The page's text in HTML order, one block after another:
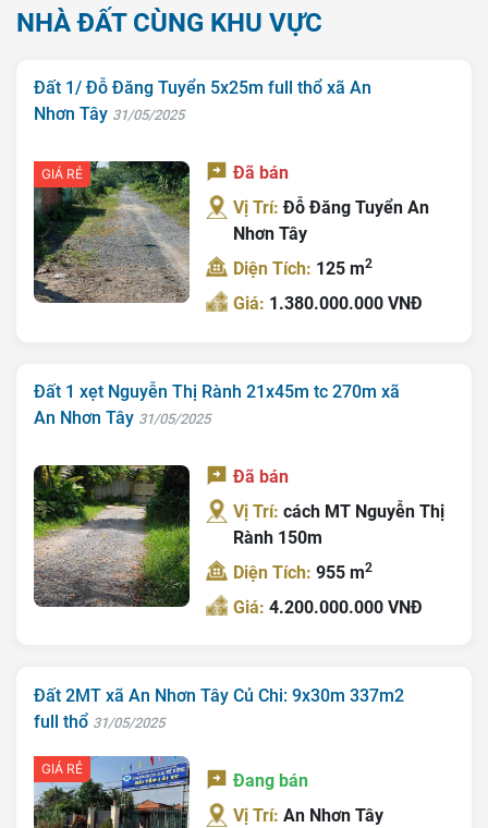
Giới Thiệu
Nhà Bán
Nhà Đất Giá Tốt
Ký Gửi
Tra Quy Hoạch
NHÀ ĐẤT CÙNG KHU VỰC
Đất 1/ Đỗ Đăng Tuyển 5x25m full thổ xã An
Nhơn Tây 31/05/2025
GIÁ RẺ
Đã bán
Vị Trí:Đỗ Đăng Tuyển An
Nhơn Tây
Diện Tích: 125 m2
Giá: 1.380.000.000 VNĐ
Đất 1 xẹt Nguyễn Thị Rành 21x45m tc 270m xã
An Nhơn Tây 31/05/2025
Đã bán
Vị Trí:cách MT Nguyễn Thị
Rành 150m
Diện Tích:955 m2
Giá:4.200.000.000 VNĐ
Đất 2MT xã An Nhơn Tây Củ Chi: 9x30m 337m2
full thổ 31/05/2025
GIÁ RẺ
Đang bán
Vị Trí:An Nhơn Tây